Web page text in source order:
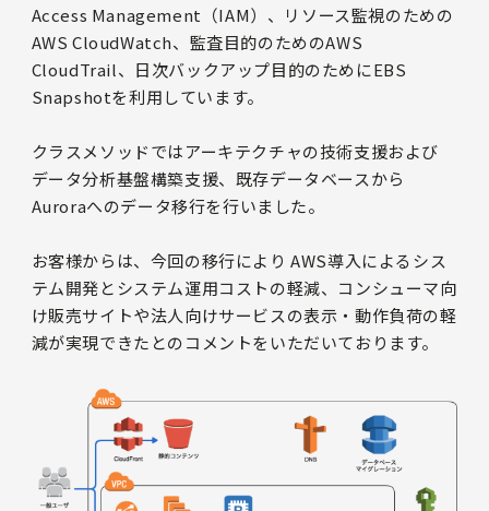
Access Management（IAM）、リソース監視のための
AWS CloudWatch、監査目的のためのAWS
CloudTrail、日次バックアップ目的のためにEBS
Snapshotを利用しています。
クラスメソッドではアーキテクチャの技術支援および
データ分析基盤構築支援、既存データベースから
Auroraへのデータ移行を行いました。
お客様からは、今回の移行により AWS導入によるシス
テム開発とシステム運用コストの軽減、コンシューマ向
け販売サイトや法人向けサービスの表示・動作負荷の軽
減が実現できたとのコメントをいただいております。